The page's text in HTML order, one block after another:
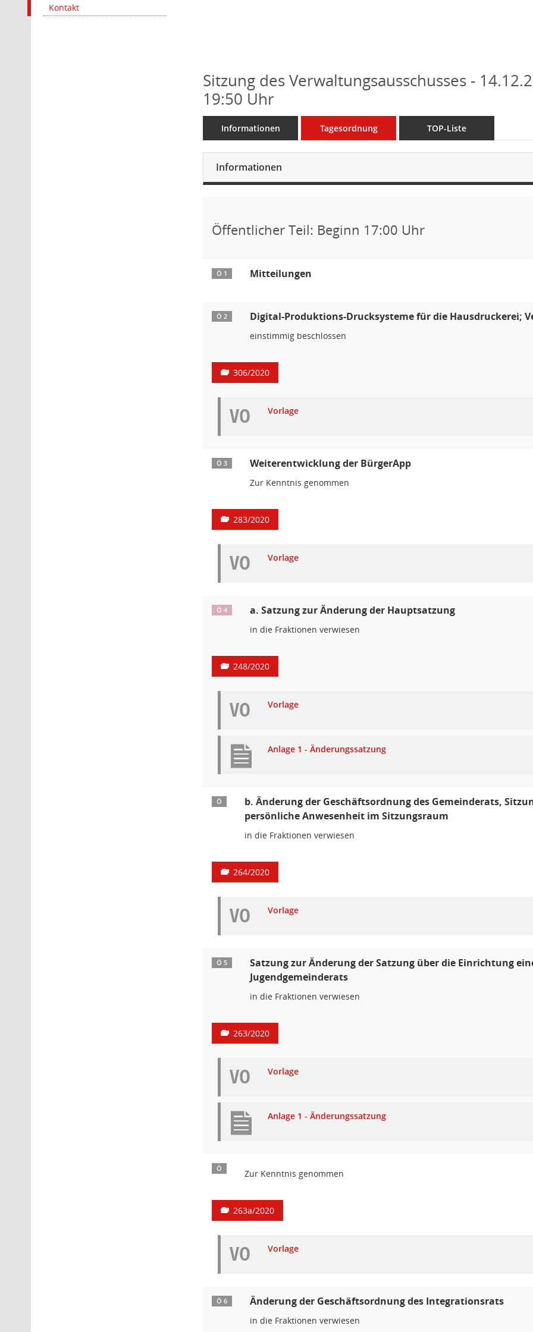
Kontakt
Sitzung des Verwaltungsausschusses -
19:50 Uhr
Informationen Tagesordnung TOP-Liste
Informationen
Öffentlicher Teil: Beginn 17:00 Uhr
Ö 1 Mitteilungen
Ö 2 Digital-Produktions-Drucksysteme für die Hausdruckerei;
einstimmig beschlossen
306/2020
VO Vorlage
Ö 3 Weiterentwicklung der BürgerApp
Zur Kenntnis genommen
283/2020
VO Vorlage
Ö 4 a. Satzung zur Änderung der Hauptsatzung
in die Fraktionen verwiesen
248/2020
VO Vorlage
Anlage 1 - Änderungssatzung
Ö
b. Änderung der Geschäftsordnung des Gemeinderats,
persönliche Anwesenheit im Sitzungsraum
in die Fraktionen verwiesen
264/2020
VO Vorlage
Ö 5
Satzung zur Änderung der Satzung über die Einrichtung
Jugendgemeinderats
in die Fraktionen verwiesen
263/2020
VO Vorlage
Anlage 1 - Änderungssatzung
Ö Zur Kenntnis genommen
263a/2020
VO Vorlage
Ö 6 Änderung der Geschäftsordnung des Integrationsrats
in die Fraktionen verwiesen